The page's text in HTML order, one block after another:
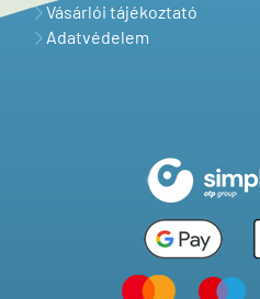
Vásárlói tájékoztató
Adatvédelem